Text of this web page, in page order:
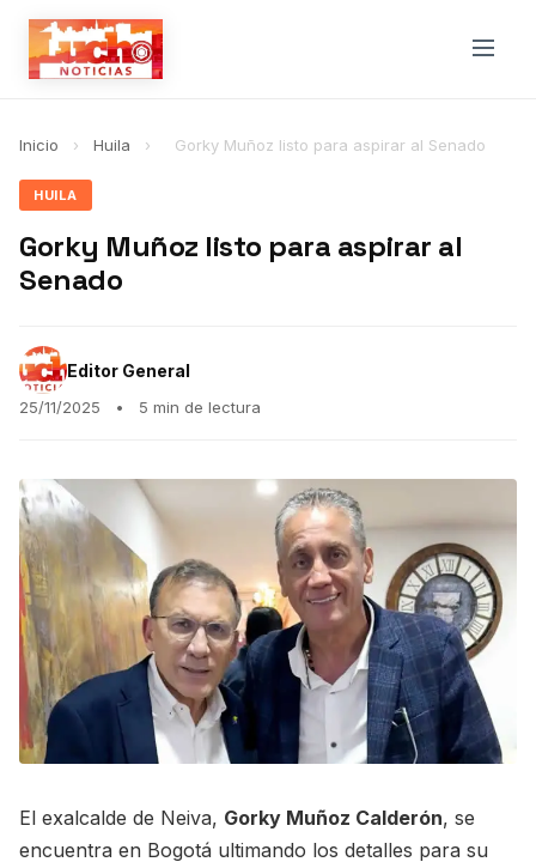
Inicio › Huila › Gorky Muñoz listo para aspirar al Senado
HUILA
Gorky Muñoz listo para aspirar al
Senado
Editor General
25/11/2025 • 5 min de lectura
El exalcalde de Neiva, Gorky Muñoz Calderón, se
encuentra en Bogotá ultimando los detalles para su